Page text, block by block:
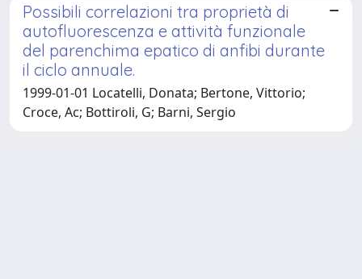
Possibili correlazioni tra proprietà di
autofluorescenza e attività funzionale
del parenchima epatico di anfibi durante
il ciclo annuale.
1999-01-01 Locatelli, Donata; Bertone, Vittorio;
Croce, Ac; Bottiroli, G; Barni, Sergio